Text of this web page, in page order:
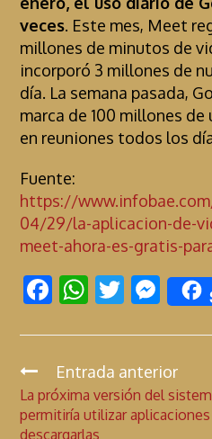
veces. Este mes, Meet
millones de minutos de
incorporó 3 millones de
día. La semana pasada,
marca de 100 millones
en reuniones todos los
Fuente:
https://
04/29/la-aplicacion-de-
meet-ahora-es-gratis-
F
e
b
o
W
at
s
A
T
itt
er
M
es
se
n
g
C
o
n
Entrada anterior
La próxima versión del
permitiría utilizar
descargarlas